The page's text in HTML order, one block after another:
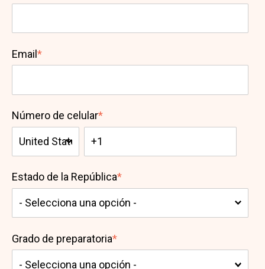
Email*
Número de celular*
Estado de la República*
Grado de preparatoria*